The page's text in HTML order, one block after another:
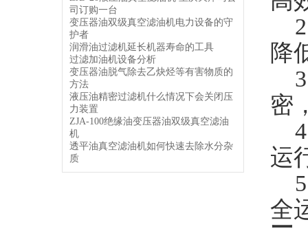
司订购一台
变压器油双级真空滤油机电力设备的守
护者
润滑油过滤机延长机器寿命的工具
过滤加油机设备分析
变压器油脱气除去乙炔烃等有害物质的
方法
液压油精密过滤机什么情况下会关闭压
力装置
ZJA-100绝缘油变压器油双级真空滤油
机
透平油真空滤油机如何快速去除水分杂
质
2
降
3
密
4
运
5
全